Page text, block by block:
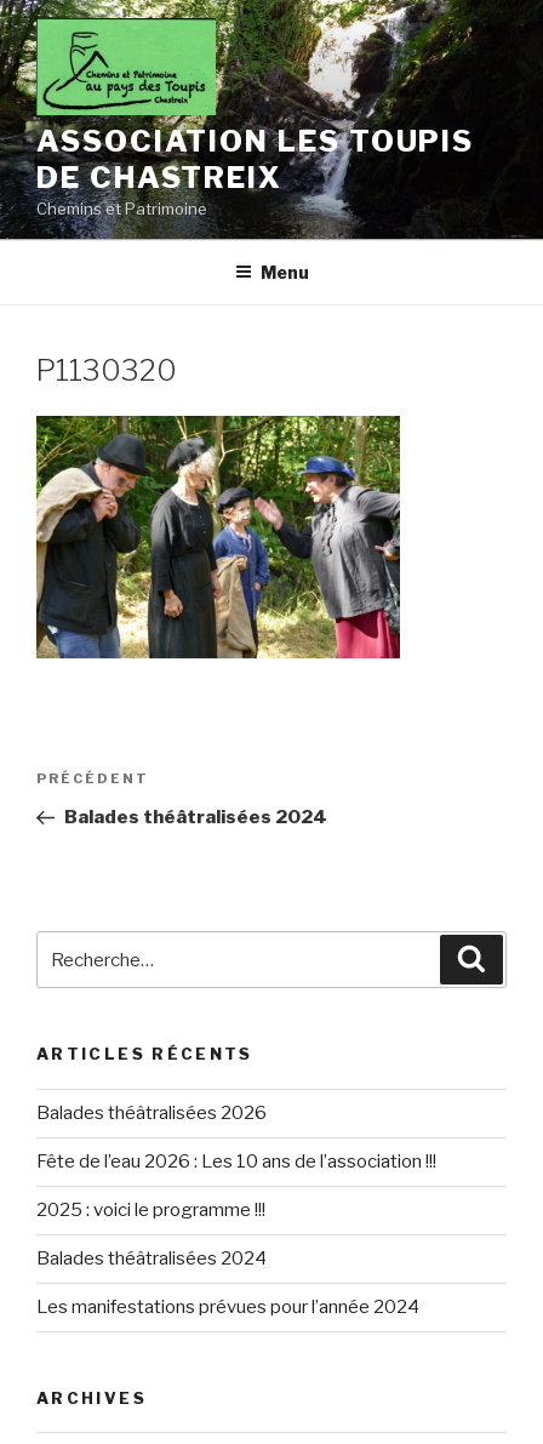
Aller
au
contenu
principal
ASSOCIATION LES TOUPIS
DE CHASTREIX
Chemins et Patrimoine
Menu
P1130320
Navigation
l’article
Article
précédent
PRÉCÉDENT
Balades théâtralisées 2024
ARTICLES RÉCENTS
Balades théâtralisées 2026
Fête de l’eau 2026 : Les 10 ans de l’association !!!
2025 : voici le programme !!!
Balades théâtralisées 2024
Les manifestations prévues pour l’année 2024
ARCHIVES